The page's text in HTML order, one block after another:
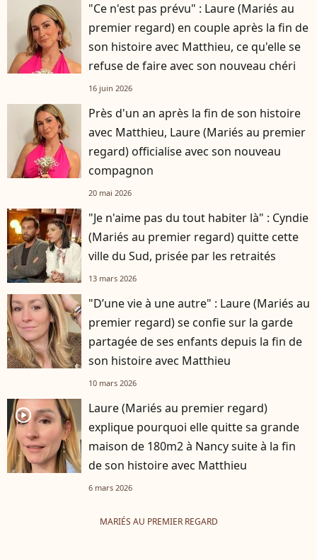
"Ce n'est pas prévu" : Laure (Mariés au
premier regard) en couple après la fin de
son histoire avec Matthieu, ce qu'elle se
refuse de faire avec son nouveau chéri
16 juin 2026
Près d'un an après la fin de son histoire
avec Matthieu, Laure (Mariés au premier
regard) officialise avec son nouveau
compagnon
20 mai 2026
"Je n'aime pas du tout habiter là" : Cyndie
(Mariés au premier regard) quitte cette
ville du Sud, prisée par les retraités
13 mars 2026
"D’une vie à une autre" : Laure (Mariés au
premier regard) se confie sur la garde
partagée de ses enfants depuis la fin de
son histoire avec Matthieu
10 mars 2026
player2
Laure (Mariés au premier regard)
explique pourquoi elle quitte sa grande
maison de 180m2 à Nancy suite à la fin
de son histoire avec Matthieu
6 mars 2026
MARIÉS AU PREMIER REGARD